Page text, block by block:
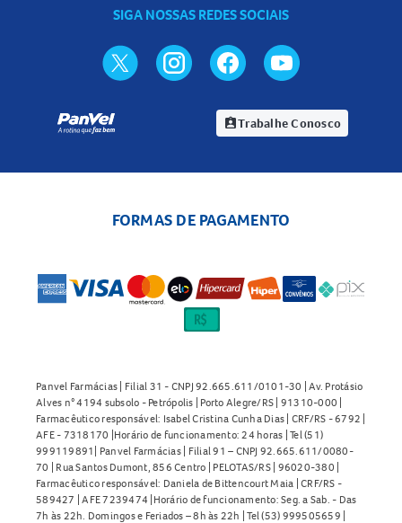
SIGA NOSSAS REDES SOCIAIS
assignment_indTrabalhe Conosco
FORMAS DE PAGAMENTO
Panvel Farmácias | Filial 31 - CNPJ 92.665.611/0101-30 | Av. Protásio
Alves n° 4194 subsolo - Petrópolis | Porto Alegre/RS | 91310-000 |
Farmacêutico responsável: Isabel Cristina Cunha Dias | CRF/RS - 6792 |
AFE - 7318170 |Horário de funcionamento: 24 horas | Tel (51)
999119891| Panvel Farmácias | Filial 91 – CNPJ 92.665.611/0080-
70 | Rua Santos Dumont, 856 Centro | PELOTAS/RS | 96020-380 |
Farmacêutico responsável: Daniela de Bittencourt Maia | CRF/RS -
589427 | AFE 7239474 |Horário de funcionamento: Seg. a Sab. - Das
7h às 22h. Domingos e Feriados – 8h às 22h | Tel (53) 999505659 |